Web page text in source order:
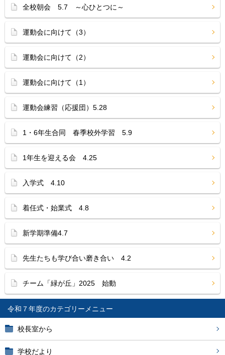
令和７年度
校長室から
学校だより
全校朝会 5.7 ～心ひとつに～
運動会に向けて（3）
運動会に向けて（2）
運動会に向けて（1）
運動会練習（応援団）5.28
1・6年生合同 春季校外学習 5.9
1年生を迎える会 4.25
入学式 4.10
着任式・始業式 4.8
新学期準備4.7
先生たちも学び合い磨き合い 4.2
チーム「緑が丘」2025 始動